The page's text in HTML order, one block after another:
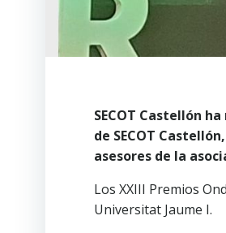
SECOT Castellón
de SECOT
asesores de la
Los XXIII Premios
Universitat Jaume I.